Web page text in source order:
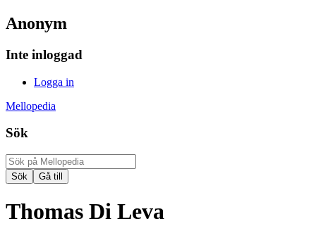
Anonym
Inte inloggad
Logga in
Mellopedia
Sök
Thomas Di Leva